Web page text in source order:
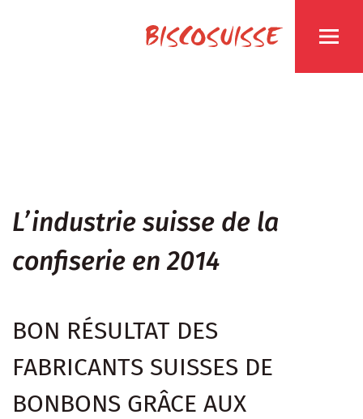
L’industrie suisse de la
confiserie en 2014
BON RÉSULTAT DES
FABRICANTS SUISSES DE
BONBONS GRÂCE AUX